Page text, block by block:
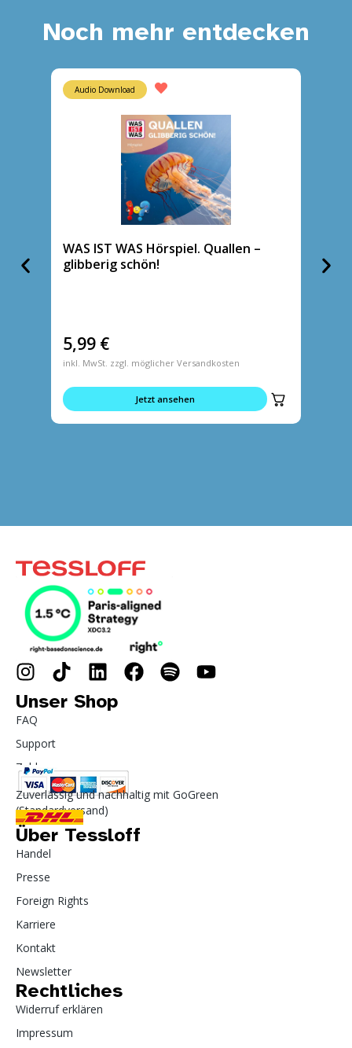
Noch mehr entdecken
Audio Download
WAS IST WAS Hörspiel. Quallen –
glibberig schön!
5,99 €
inkl. MwSt. zzgl. möglicher Versandkosten
Jetzt ansehen
Unser Shop
FAQ
Support
Zahlung
Zuverlässig und nachhaltig mit GoGreen
(Standardversand)
Über Tessloff
Handel
Presse
Foreign Rights
Karriere
Kontakt
Newsletter
Rechtliches
Widerruf erklären
Impressum